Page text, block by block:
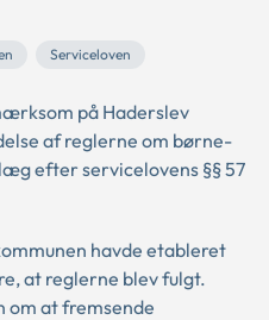
Serviceloven
på Haderslev
af reglerne om børne-
efter servicelovens §§ 57
havde etableret
at reglerne blev fulgt.
om at fremsende